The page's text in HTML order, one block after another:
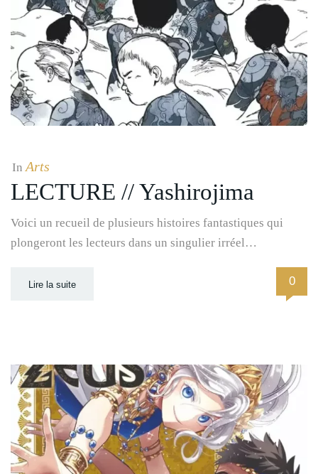
In Arts
LECTURE // Yashirojima
Voici un recueil de plusieurs histoires fantastiques qui
plongeront les lecteurs dans un singulier irréel…
Lire la suite 0